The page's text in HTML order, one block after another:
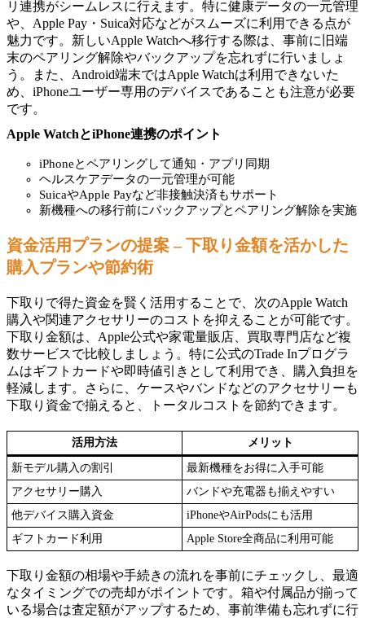
リ連携がシームレスに行えます。特に健康データの一元管理
や、Apple Pay・Suica対応などがスムーズに利用できる点が
魅力です。新しいApple Watchへ移行する際は、事前に旧端
末のペアリング解除やバックアップを忘れずに行いましょ
う。また、Android端末ではApple Watchは利用できないた
め、iPhoneユーザー専用のデバイスであることも注意が必要
です。
Apple WatchとiPhone連携のポイント
iPhoneとペアリングして通知・アプリ同期
ヘルスケアデータの一元管理が可能
SuicaやApple Payなど非接触決済もサポート
新機種への移行前にバックアップとペアリング解除を実施
資金活用プランの提案 – 下取り金額を活かした
購入プランや節約術
下取りで得た資金を賢く活用することで、次のApple Watch
購入や関連アクセサリーのコストを抑えることが可能です。
下取り金額は、Apple公式や家電量販店、買取専門店など複
数サービスで比較しましょう。特に公式のTrade Inプログラ
ムはギフトカードや即時値引きとして利用でき、購入負担を
軽減します。さらに、ケースやバンドなどのアクセサリーも
下取り資金で揃えると、トータルコストを節約できます。
活用方法 メリット
新モデル購入の割引
最新機種をお得に入手可能
アクセサリー購入
バンドや充電器も揃えやすい
他デバイス購入資金
iPhoneやAirPodsにも活用
ギフトカード利用
Apple Store全商品に利用可能
下取り金額の相場や手続きの流れを事前にチェックし、最適
なタイミングでの売却がポイントです。箱や付属品が揃って
いる場合は査定額がアップするため、事前準備も忘れずに行